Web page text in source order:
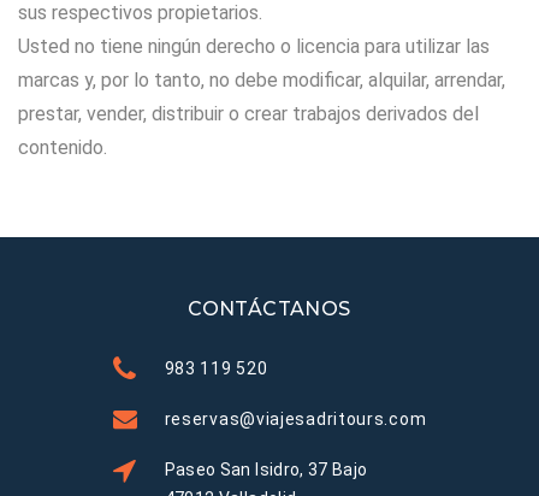
sus respectivos propietarios.
Usted no tiene ningún derecho o licencia para utilizar las
marcas y, por lo tanto, no debe modificar, alquilar, arrendar,
prestar, vender, distribuir o crear trabajos derivados del
contenido.
CONTÁCTANOS
983 119 520
reservas@viajesadritours.com
Paseo San Isidro, 37 Bajo